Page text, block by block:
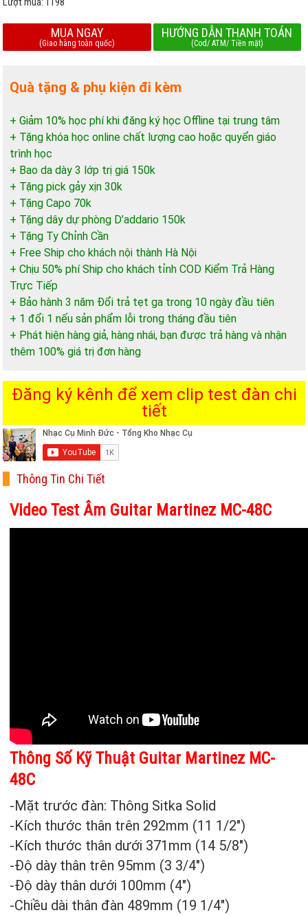
MUA NGAY
(Giao hàng toàn quốc)
HƯỚNG DẪN THANH TOÁN
(Cod/ ATM/ Tiền mặt)
Quà tặng & phụ kiện đi kèm
+ Giảm 10% học phí khi đăng ký học Offline tại trung tâm
+ Tặng khóa học online chất lượng cao hoặc quyển giáo
trình học
+ Bao da dày 3 lớp trị giá 150k
+ Tặng pick gảy xịn 30k
+ Tặng Capo 70k
+ Tặng dây dự phòng D’addario 150k
+ Tặng Ty Chỉnh Cần
+ Free Ship cho khách nội thành Hà Nội
+ Chịu 50% phí Ship cho khách tỉnh COD Kiểm Trả Hàng
Trực Tiếp
+ Bảo hành 3 năm Đổi trả tẹt ga trong 10 ngày đầu tiên
+ 1 đổi 1 nếu sản phẩm lỗi trong tháng đầu tiên
+ Phát hiện hàng giả, hàng nhái, bạn được trả hàng và nhận
thêm 100% giá trị đơn hàng
Đăng ký kênh để xem clip test đàn chi
tiết
Thông Tin Chi Tiết
Video Test Âm Guitar Martinez MC-48C
Thông Số Kỹ Thuật Guitar Martinez MC-
48C
-Mặt trước đàn: Thông Sitka Solid
-Kích thước thân trên 292mm (11 1/2″)
-Kích thước thân dưới 371mm (14 5/8″)
-Độ dày thân trên 95mm (3 3/4″)
-Độ dày thân dưới 100mm (4″)
-Chiều dài thân đàn 489mm (19 1/4″)